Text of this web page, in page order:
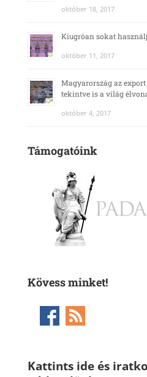
október 18, 2017
Kiugróan sokat
október 11, 2017
Magyarország az
tekintve is a világ
október 4, 2017
Támogatóink
Kövess minket!
Kattints ide és